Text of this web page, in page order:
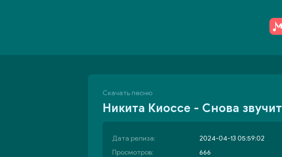
Скачать песню
Никита Киоссе - Снова звучит
Дата релиза:
2024-04-13 05:59:02
Просмотров:
666